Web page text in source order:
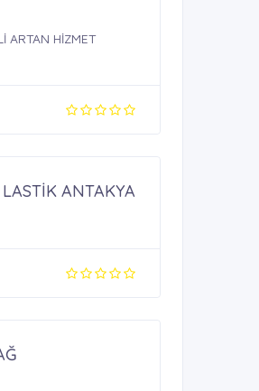
ARTAN HİZMET
ANTAKYA